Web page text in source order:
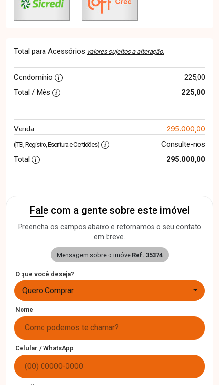
Total para Acessórios valores sujeitos a alteração.
Condomínio
225,00
Total / Mês
225,00
Venda 295.000,00
(ITBI, Registro, Escritura e Certidões)
Consulte-nos
Total
295.000,00
Fale com a gente sobre este imóvel
Preencha os campos abaixo e retornamos o seu contato
em breve.
Mensagem sobre o imóvelRef. 35374
O que você deseja?
Quero Comprar
Nome
Celular / WhatsApp